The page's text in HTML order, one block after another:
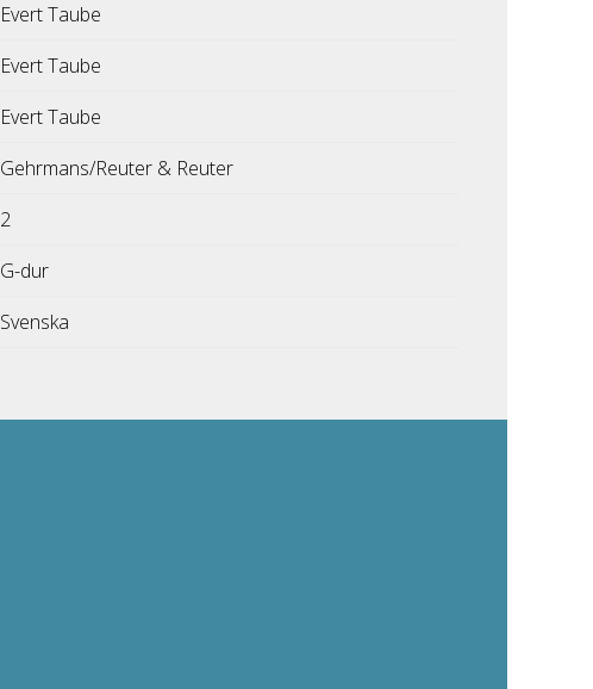
Evert Taube
Evert Taube
Evert Taube
Gehrmans/Reuter & Reuter
2
G-dur
Svenska